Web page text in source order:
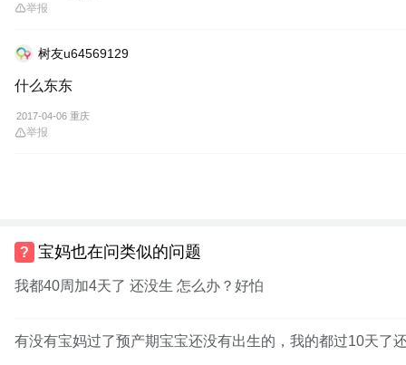
举报
树友u64569129
什么东东
2017-04-06 重庆
举报
宝妈也在问类似的问题
我都40周加4天了 还没生 怎么办？好怕
有没有宝妈过了预产期宝宝还没有出生的，我的都过10天了